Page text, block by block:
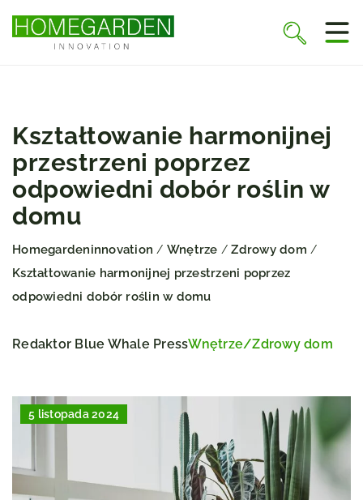
Kształtowanie harmonijnej
przestrzeni poprzez
odpowiedni dobór roślin w
domu
Homegardeninnovation / Wnętrze /Zdrowy dom /
Kształtowanie harmonijnej przestrzeni poprzez
odpowiedni dobór roślin w domu
Redaktor Blue Whale PressWnętrze/Zdrowy dom
5 listopada 2024